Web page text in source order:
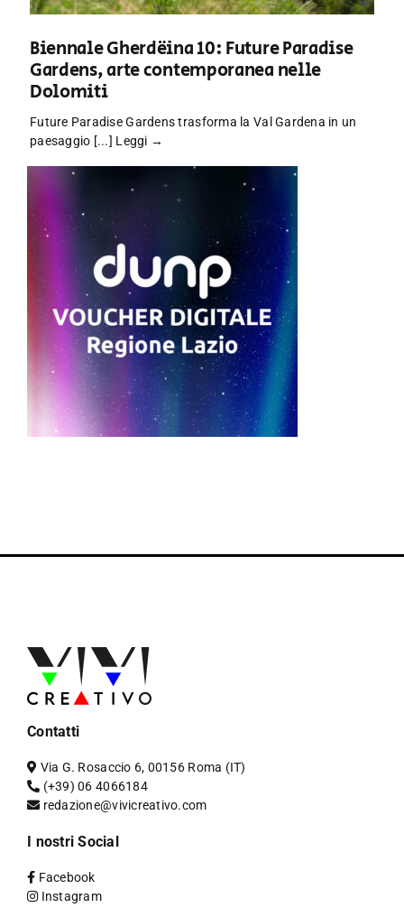
Biennale Gherdëina 10: Future Paradise
Gardens, arte contemporanea nelle
Dolomiti
Future Paradise Gardens trasforma la Val Gardena in un
paesaggio [...] Leggi →
Contatti
Via G. Rosaccio 6, 00156 Roma (IT)
(+39) 06 4066184
redazione@vivicreativo.com
I nostri Social
Facebook
Instagram